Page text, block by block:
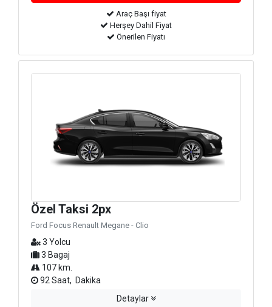
Araç Başı fiyat
Herşey Dahil Fiyat
Önerilen Fiyatı
Özel Taksi 2px
Ford Focus Renault Megane - Clio
3 Yolcu
3 Bagaj
107 km.
92 Saat, Dakika
Detaylar